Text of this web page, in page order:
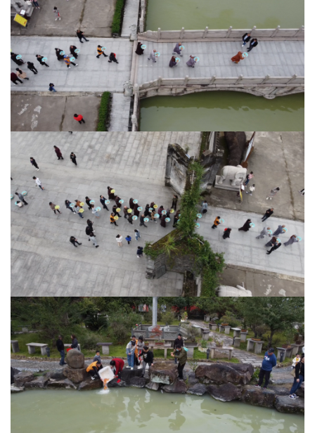
视
频
纪
录
佛
教
艺
术
策
法
规
免
责
声
明